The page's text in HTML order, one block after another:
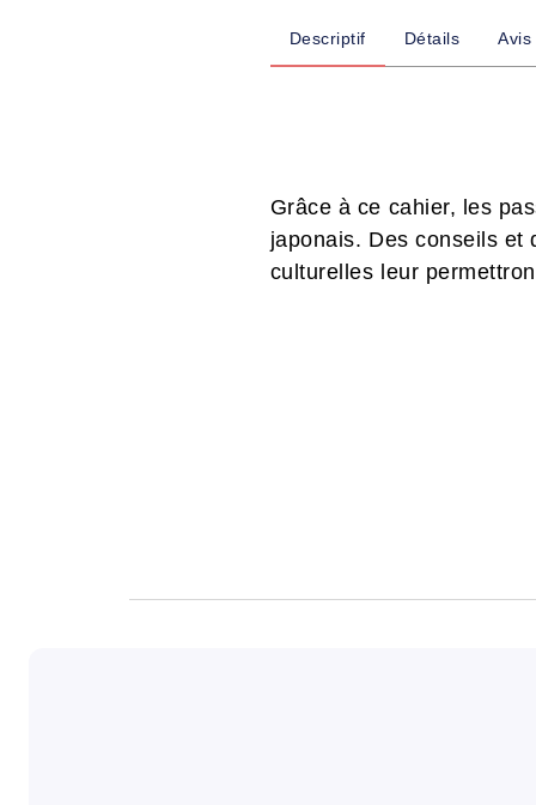
Descriptif Détails Avis
Grâce à ce cahier, les
japonais. Des conseils et
culturelles leur